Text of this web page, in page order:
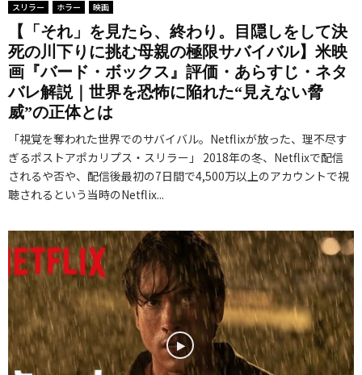
スリラー ホラー 映画
【「それ」を見たら、終わり。目隠しをして決
死の川下りに挑む母親の極限サバイバル】米映
画『バード・ボックス』評価・あらすじ・ネタ
バレ解説｜世界を恐怖に陥れた“見えない脅
威”の正体とは
「視覚を奪われた世界でのサバイバル。Netflixが放った、理不尽す
ぎるポストアポカリプス・スリラー」 2018年の冬、Netflixで配信
されるや否や、配信後最初の7日間で4,500万以上のアカウントで視
聴されるという当時のNetflix...